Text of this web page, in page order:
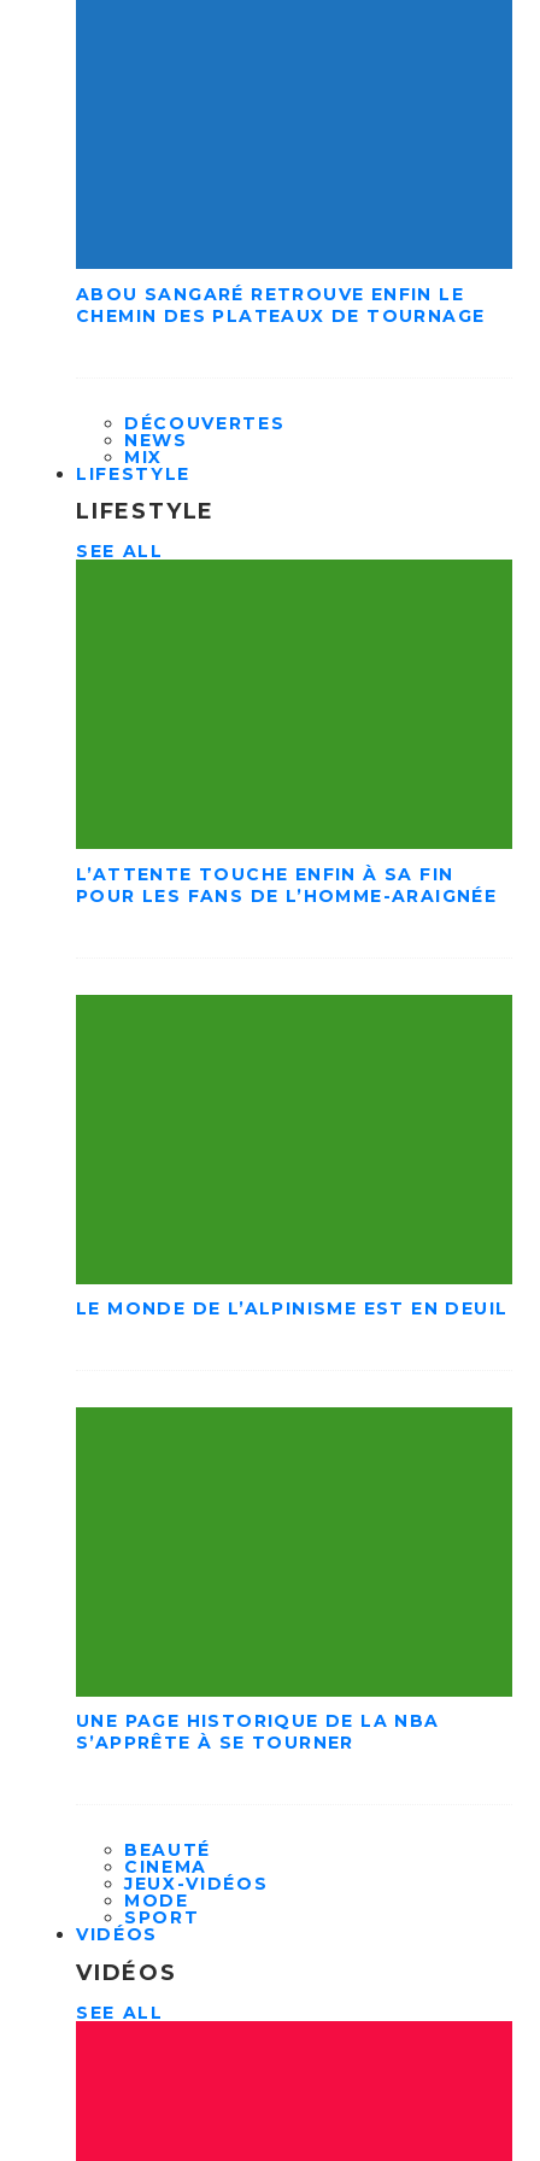
ABOU SANGARÉ RETROUVE ENFIN LE
CHEMIN DES PLATEAUX DE TOURNAGE
DÉCOUVERTES
NEWS
MIX
LIFESTYLE
LIFESTYLE
SEE ALL
L’ATTENTE TOUCHE ENFIN À SA FIN
POUR LES FANS DE L’HOMME-ARAIGNÉE
LE MONDE DE L’ALPINISME EST EN DEUIL
UNE PAGE HISTORIQUE DE LA NBA
S’APPRÊTE À SE TOURNER
BEAUTÉ
CINEMA
JEUX-VIDÉOS
MODE
SPORT
VIDÉOS
VIDÉOS
SEE ALL